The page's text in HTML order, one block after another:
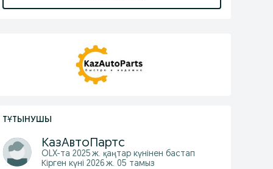
ТҰТЫНУШЫ
КазАвтоПартс
OLX-та 2025 ж. қаңтаркүнінен бастап
Кірген күні 2026 ж. 05 тамыз